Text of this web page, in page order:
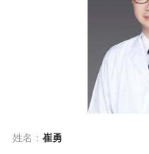
姓名： 崔勇